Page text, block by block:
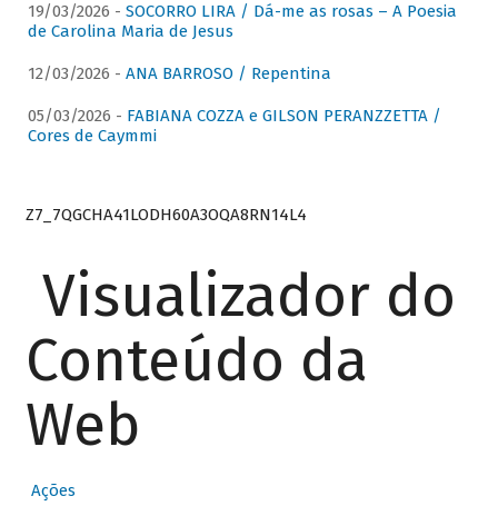
19/03/2026 - SOCORRO LIRA / Dá-me as rosas – A Poesia
de Carolina Maria de Jesus
12/03/2026 - ANA BARROSO / Repentina
05/03/2026 - FABIANA COZZA e GILSON PERANZZETTA /
Cores de Caymmi
Z7_7QGCHA41LODH60A3OQA8RN14L4
Visualizador do
Conteúdo da
Web
Ações